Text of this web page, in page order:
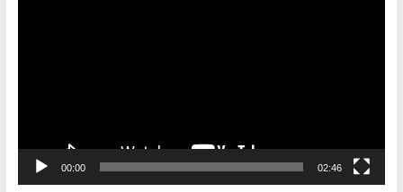
00:00 02:46